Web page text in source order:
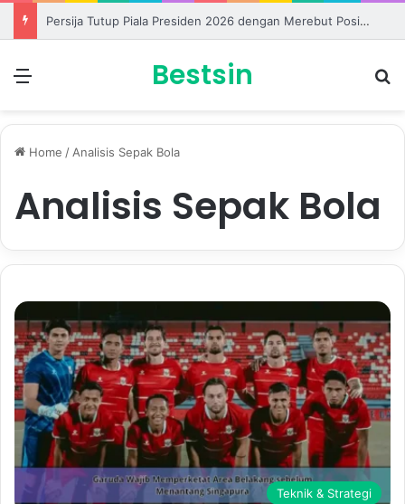
Thom Haye Kembali Jadi Motor Garuda dalam Laga Penentu Semifinal
Bestsin
Home / Analisis Sepak Bola
Analisis Sepak Bola
Teknik & Strategi